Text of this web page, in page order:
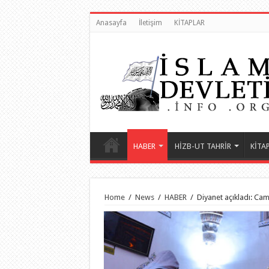
Anasayfa İletişim KİTAPLAR
HABER HİZB-UT TAHRİR
Home / News / HABER / Diyanet açıkladı: